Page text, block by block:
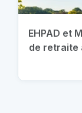
EHPAD et
de retraite